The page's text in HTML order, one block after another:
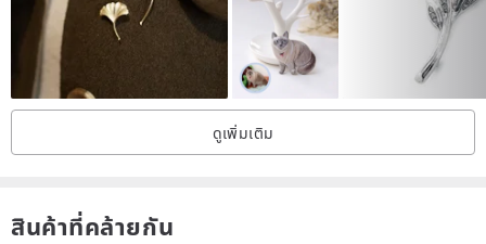
* If you would like a catch for thin tie tack with a chain, you can
purchase it for +780 yen. Please contact us by message.
For the pin badge, we will also enclose the tie tack catch in the
surface will change naturally. (It will become astringent gold.) If you
ดูเพิ่มเติม
สินค้าที่คล้ายกัน